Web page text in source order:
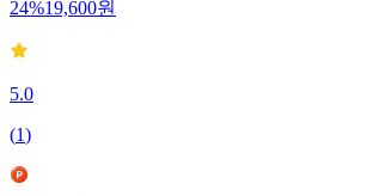
24%19,600원
5.0
(1)